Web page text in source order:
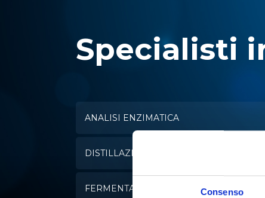
Consenso
Specialisti
ANALISI ENZIMATICA
DISTILLAZIONE
FERMENTAZIONE